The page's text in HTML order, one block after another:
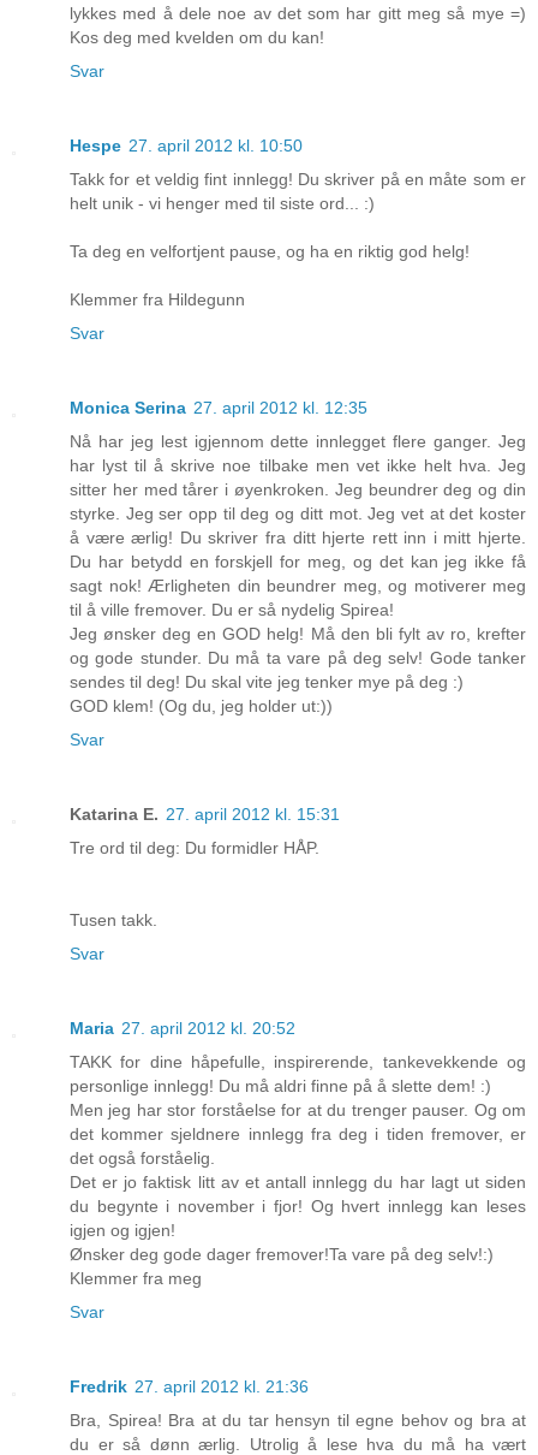
lykkes med å dele noe av det som har gitt meg så mye =)
Kos deg med kvelden om du kan!
Svar
Hespe 27. april 2012 kl. 10:50
Takk for et veldig fint innlegg! Du skriver på en måte som er
helt unik - vi henger med til siste ord... :)
Ta deg en velfortjent pause, og ha en riktig god helg!
Klemmer fra Hildegunn
Svar
Monica Serina 27. april 2012 kl. 12:35
Nå har jeg lest igjennom dette innlegget flere ganger. Jeg
har lyst til å skrive noe tilbake men vet ikke helt hva. Jeg
sitter her med tårer i øyenkroken. Jeg beundrer deg og din
styrke. Jeg ser opp til deg og ditt mot. Jeg vet at det koster
å være ærlig! Du skriver fra ditt hjerte rett inn i mitt hjerte.
Du har betydd en forskjell for meg, og det kan jeg ikke få
sagt nok! Ærligheten din beundrer meg, og motiverer meg
til å ville fremover. Du er så nydelig Spirea!
Jeg ønsker deg en GOD helg! Må den bli fylt av ro, krefter
og gode stunder. Du må ta vare på deg selv! Gode tanker
sendes til deg! Du skal vite jeg tenker mye på deg :)
GOD klem! (Og du, jeg holder ut:))
Svar
Katarina E. 27. april 2012 kl. 15:31
Tre ord til deg: Du formidler HÅP.
Tusen takk.
Svar
Maria 27. april 2012 kl. 20:52
TAKK for dine håpefulle, inspirerende, tankevekkende og
personlige innlegg! Du må aldri finne på å slette dem! :)
Men jeg har stor forståelse for at du trenger pauser. Og om
det kommer sjeldnere innlegg fra deg i tiden fremover, er
det også forståelig.
Det er jo faktisk litt av et antall innlegg du har lagt ut siden
du begynte i november i fjor! Og hvert innlegg kan leses
igjen og igjen!
Ønsker deg gode dager fremover!Ta vare på deg selv!:)
Klemmer fra meg
Svar
Fredrik 27. april 2012 kl. 21:36
Bra, Spirea! Bra at du tar hensyn til egne behov og bra at
du er så dønn ærlig. Utrolig å lese hva du må ha vært